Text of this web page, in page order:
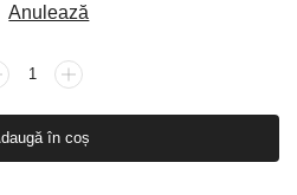
Anulează
în coș